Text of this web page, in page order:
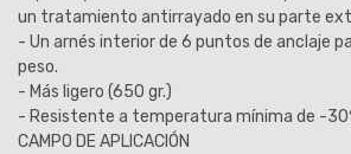
un tratamiento antirrayado en su parte
- Un arnés interior de 6 puntos de anclaje
peso.
- Más ligero (650 gr.)
- Resistente a temperatura mínima de -
CAMPO DE APLICACIÓN